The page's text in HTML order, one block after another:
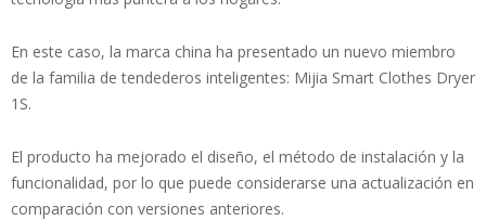
En este caso, la marca china ha presentado un nuevo miembro
de la familia de tendederos inteligentes: Mijia Smart Clothes Dryer
1S.
El producto ha mejorado el diseño, el método de instalación y la
funcionalidad, por lo que puede considerarse una actualización en
comparación con versiones anteriores.